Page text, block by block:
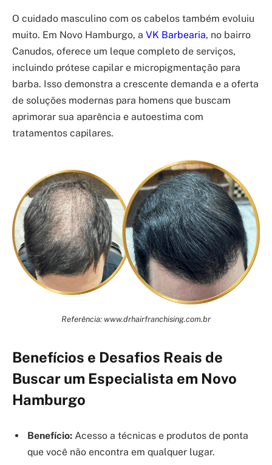
O cuidado masculino com os cabelos também evoluiu
muito. Em Novo Hamburgo, a VK Barbearia, no bairro
Canudos, oferece um leque completo de serviços,
incluindo prótese capilar e micropigmentação para
barba. Isso demonstra a crescente demanda e a oferta
de soluções modernas para homens que buscam
aprimorar sua aparência e autoestima com
tratamentos capilares.
Referência: www.drhairfranchising.com.br
Benefícios e Desafios Reais de
Buscar um Especialista em Novo
Hamburgo
Benefício: Acesso a técnicas e produtos de ponta
que você não encontra em qualquer lugar.